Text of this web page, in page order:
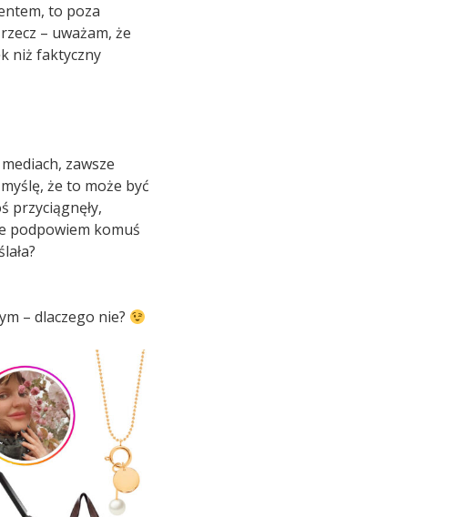
to poza
– uważam, że
niż faktyczny
zawsze
że to może być
przyciągnęły,
podpowiem komuś
– dlaczego nie?